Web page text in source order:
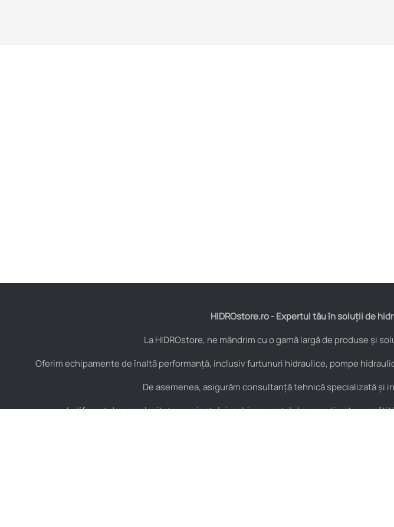
HIDROstore.ro - Expertul tău în soluții de
La HIDROstore, ne mândrim cu o gamă largă de produse și
Oferim echipamente de înaltă performanță, inclusiv furtunuri hidraulice, pompe
De asemenea, asigurăm consultanță tehnică specializată
Indiferent de complexitatea proiectului, echipa noastră de experți este